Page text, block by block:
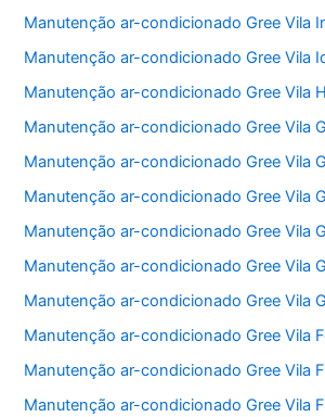
Manutenção ar-condicionado Gree Vila
Manutenção ar-condicionado Gree Vila
Manutenção ar-condicionado Gree Vila
Manutenção ar-condicionado Gree Vila
Manutenção ar-condicionado Gree Vila
Manutenção ar-condicionado Gree Vila
Manutenção ar-condicionado Gree Vila
Manutenção ar-condicionado Gree Vila
Manutenção ar-condicionado Gree Vila
Manutenção ar-condicionado Gree Vila
Manutenção ar-condicionado Gree Vila
Manutenção ar-condicionado Gree Vila